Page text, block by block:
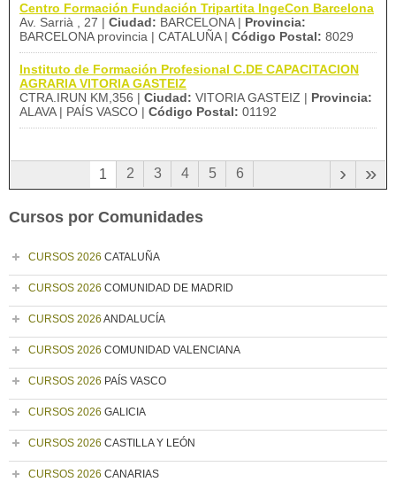
Centro Formación Fundación Tripartita IngeCon Barcelona
Av. Sarrià , 27 | Ciudad: BARCELONA | Provincia:
BARCELONA provincia | CATALUÑA | Código Postal: 8029
Instituto de Formación Profesional C.DE CAPACITACION
AGRARIA VITORIA GASTEIZ
CTRA.IRUN KM,356 | Ciudad: VITORIA GASTEIZ | Provincia:
ALAVA | PAÍS VASCO | Código Postal: 01192
1 2 3 4 5 6 »
›
Cursos por Comunidades
CURSOS 2026 CATALUÑA
CURSOS 2026 COMUNIDAD DE MADRID
CURSOS 2026 ANDALUCÍA
CURSOS 2026 COMUNIDAD VALENCIANA
CURSOS 2026 PAÍS VASCO
CURSOS 2026 GALICIA
CURSOS 2026 CASTILLA Y LEÓN
CURSOS 2026 CANARIAS